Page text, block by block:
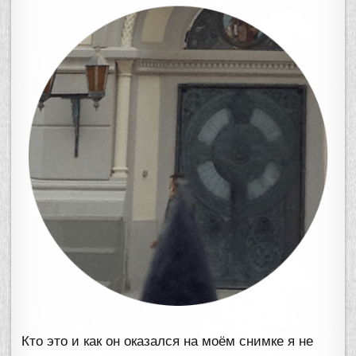
Кто это и как он оказался на моём снимке я не